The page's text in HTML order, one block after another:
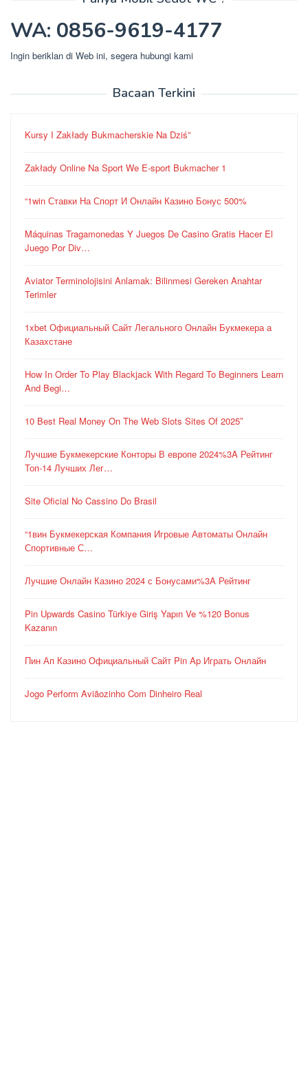
WA: 0856-9619-4177
Ingin beriklan di Web ini, segera hubungi kami
Bacaan Terkini
Kursy I Zakłady Bukmacherskie Na Dziś”
Zakłady Online Na Sport We E-sport Bukmacher 1
“1win Ставки На Спорт И Онлайн Казино Бонус 500%
Máquinas Tragamonedas Y Juegos De Casino Gratis Hacer El
Juego Por Div…
Aviator Terminolojisini Anlamak: Bilinmesi Gereken Anahtar
Terimler
1xbet Официальный Сайт Легального Онлайн Букмекера а
Казахстане
How In Order To Play Blackjack With Regard To Beginners Learn
And Begi…
10 Best Real Money On The Web Slots Sites Of 2025″
Лучшие Букмекерские Конторы В европе 2024%3A Рейтинг
Топ-14 Лучших Лег…
Site Oficial No Cassino Do Brasil
“1вин Букмекерская Компания Игровые Автоматы Онлайн
Спортивные С…
Лучшие Онлайн Казино 2024 с Бонусами%3A Рейтинг
Pin Upwards Casino Türkiye Giriş Yapın Ve %120 Bonus
Kazanın
Пин Ап Казино Официальный Сайт Pin Ap Играть Онлайн
Jogo Perform Aviãozinho Com Dinheiro Real